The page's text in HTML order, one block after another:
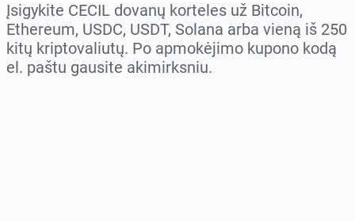
Įsigykite CECIL dovanų korteles už Bitcoin,
Ethereum, USDC, USDT, Solana arba vieną iš 250
kitų kriptovaliutų. Po apmokėjimo kupono kodą
el. paštu gausite akimirksniu.